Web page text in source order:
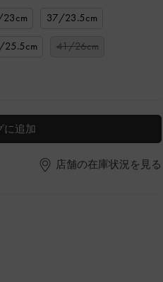
37/23.5cm
41/26cm
に追加
店舗の在庫状況を見る